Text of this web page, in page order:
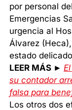
por personal
Emergencias
urgencia al
Álvarez
estado
LEER MÁS ►
su contador
falsa para
Los otros dos